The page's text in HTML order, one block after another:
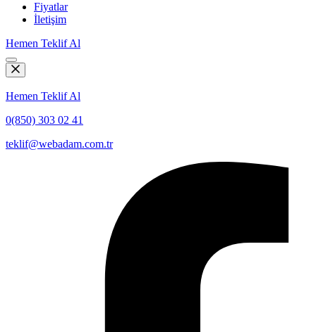
Fiyatlar
İletişim
Hemen Teklif Al
Hemen Teklif Al
0(850) 303 02 41
teklif@webadam.com.tr